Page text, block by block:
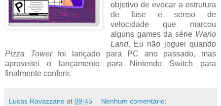
objetivo de evocar a estrutura
de fase e senso de
velocidade que marcou
alguns games da série Wario
Land. Eu não joguei quando
Pizza Towerfoi lançado para PC ano passado, mas
aproveitei o lançamento para Nintendo Switch para
finalmente conferir.
Lucas Ravazzano at 09:45 Nenhum comentário: